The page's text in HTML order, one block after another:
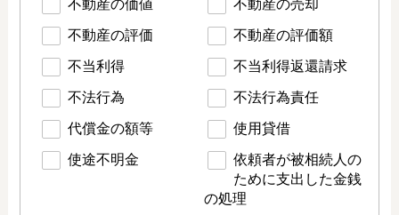
不動産の価値 不動産の売却
不動産の評価 不動産の評価額
不当利得 不当利得返還請求
不法行為 不法行為責任
代償金の額等 使用貸借
使途不明金
依頼者が被相続人の
ために支出した金銭
の処理